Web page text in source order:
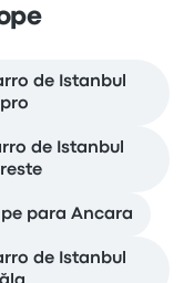
de Istanbul
de Istanbul
para Ancara
de Istanbul